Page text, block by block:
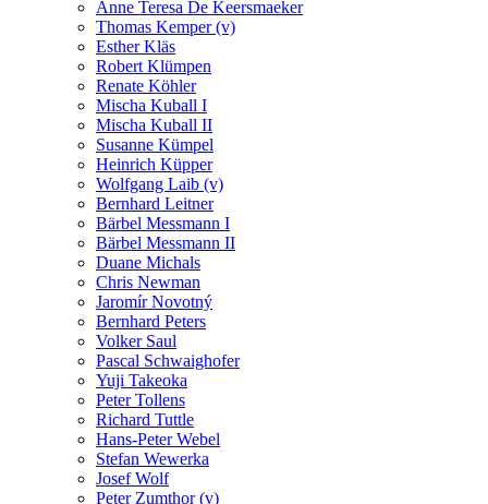
Anne Teresa De Keersmaeker
Thomas Kemper (v)
Esther Kläs
Robert Klümpen
Renate Köhler
Mischa Kuball I
Mischa Kuball II
Susanne Kümpel
Heinrich Küpper
Wolfgang Laib (v)
Bernhard Leitner
Bärbel Messmann I
Bärbel Messmann II
Duane Michals
Chris Newman
Jaromír Novotný
Bernhard Peters
Volker Saul
Pascal Schwaighofer
Yuji Takeoka
Peter Tollens
Richard Tuttle
Hans-Peter Webel
Stefan Wewerka
Josef Wolf
Peter Zumthor (v)